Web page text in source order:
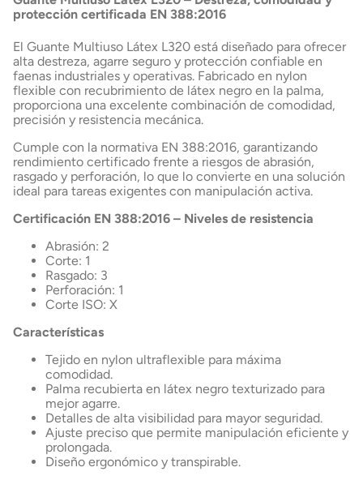
protección certificada EN 388:2016
El Guante Multiuso Látex L320 está diseñado para ofrecer
alta destreza, agarre seguro y protección confiable en
faenas industriales y operativas. Fabricado en nylon
flexible con recubrimiento de látex negro en la palma,
proporciona una excelente combinación de comodidad,
precisión y resistencia mecánica.
Cumple con la normativa EN 388:2016, garantizando
rendimiento certificado frente a riesgos de abrasión,
rasgado y perforación, lo que lo convierte en una solución
ideal para tareas exigentes con manipulación activa.
Certificación EN 388:2016 – Niveles de resistencia
Abrasión: 2
Corte: 1
Rasgado: 3
Perforación: 1
Corte ISO: X
Características
Tejido en nylon ultraflexible para máxima
comodidad.
Palma recubierta en látex negro texturizado para
mejor agarre.
Detalles de alta visibilidad para mayor seguridad.
Ajuste preciso que permite manipulación eficiente y
prolongada.
Diseño ergonómico y transpirable.